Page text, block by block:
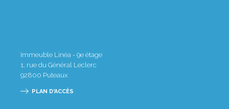
Immeuble Linéa - 9e étage
1, rue du Général Leclerc
92800 Puteaux
PLAN D'ACCÈS